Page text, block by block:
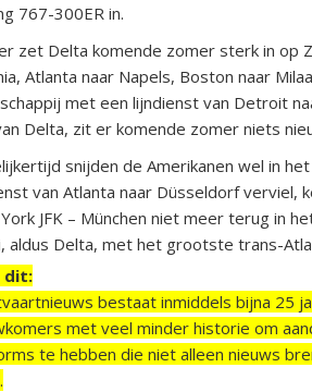
767-300ER in.
zet Delta komende zomer sterk in op
Atlanta naar Napels, Boston naar
met een lijndienst van Detroit
Delta, zit er komende zomer niets
snijden de Amerikanen wel in
van Atlanta naar Düsseldorf verviel,
JFK – München niet meer terug in
aldus Delta, met het grootste trans-
dit:
bestaat inmiddels bijna 25
met veel minder historie om
te hebben die niet alleen nieuws